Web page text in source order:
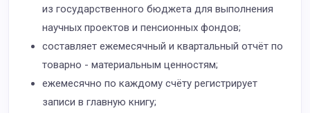
из государственного бюджета для выполнения
научных проектов и пенсионных фондов;
составляет ежемесячный и квартальный отчёт по
товарно - материальным ценностям;
ежемесячно по каждому счёту регистрирует
записи в главную книгу;